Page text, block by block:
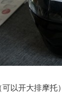
以开大排摩托